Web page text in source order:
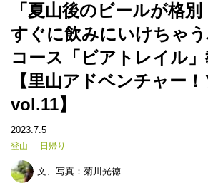
「夏山後のビールが格
すぐに飲みにいけちゃ
コース「ビアトレイル
【里山アドベンチャー
vol.11】
2023.7.5
登山 日帰り
文、写真： 菊川光徳